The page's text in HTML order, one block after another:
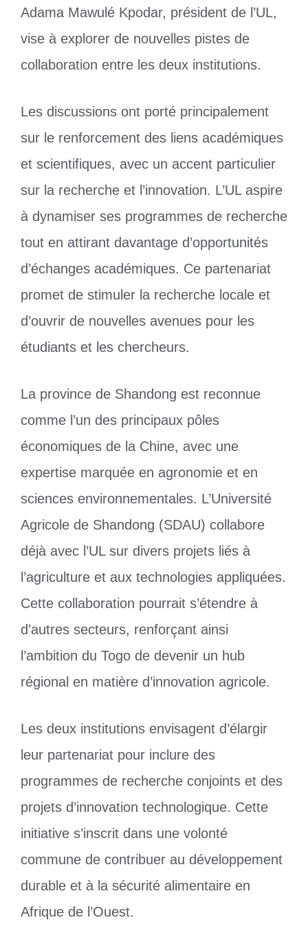
Adama Mawulé Kpodar, président de l’UL,
vise à explorer de nouvelles pistes de
collaboration entre les deux institutions.
Les discussions ont porté principalement
sur le renforcement des liens académiques
et scientifiques, avec un accent particulier
sur la recherche et l’innovation. L’UL aspire
à dynamiser ses programmes de recherche
tout en attirant davantage d’opportunités
d’échanges académiques. Ce partenariat
promet de stimuler la recherche locale et
d’ouvrir de nouvelles avenues pour les
étudiants et les chercheurs.
La province de Shandong est reconnue
comme l’un des principaux pôles
économiques de la Chine, avec une
expertise marquée en agronomie et en
sciences environnementales. L’Université
Agricole de Shandong (SDAU) collabore
déjà avec l’UL sur divers projets liés à
l’agriculture et aux technologies appliquées.
Cette collaboration pourrait s’étendre à
d’autres secteurs, renforçant ainsi
l’ambition du Togo de devenir un hub
régional en matière d’innovation agricole.
Les deux institutions envisagent d’élargir
leur partenariat pour inclure des
programmes de recherche conjoints et des
projets d’innovation technologique. Cette
initiative s’inscrit dans une volonté
commune de contribuer au développement
durable et à la sécurité alimentaire en
Afrique de l’Ouest.